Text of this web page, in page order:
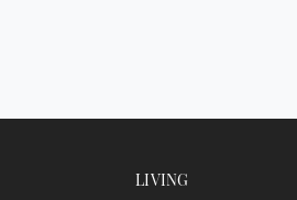
LIVING